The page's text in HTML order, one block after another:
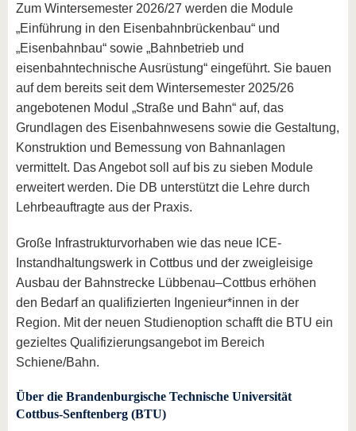
Zum Wintersemester 2026/27 werden die Module
„Einführung in den Eisenbahnbrückenbau“ und
„Eisenbahnbau“ sowie „Bahnbetrieb und
eisenbahntechnische Ausrüstung“ eingeführt. Sie bauen
auf dem bereits seit dem Wintersemester 2025/26
angebotenen Modul „Straße und Bahn“ auf, das
Grundlagen des Eisenbahnwesens sowie die Gestaltung,
Konstruktion und Bemessung von Bahnanlagen
vermittelt. Das Angebot soll auf bis zu sieben Module
erweitert werden. Die DB unterstützt die Lehre durch
Lehrbeauftragte aus der Praxis.
Große Infrastrukturvorhaben wie das neue ICE-
Instandhaltungswerk in Cottbus und der zweigleisige
Ausbau der Bahnstrecke Lübbenau–Cottbus erhöhen
den Bedarf an qualifizierten Ingenieur*innen in der
Region. Mit der neuen Studienoption schafft die BTU ein
gezieltes Qualifizierungsangebot im Bereich
Schiene/Bahn.
Über die Brandenburgische Technische Universität
Cottbus-Senftenberg (BTU)